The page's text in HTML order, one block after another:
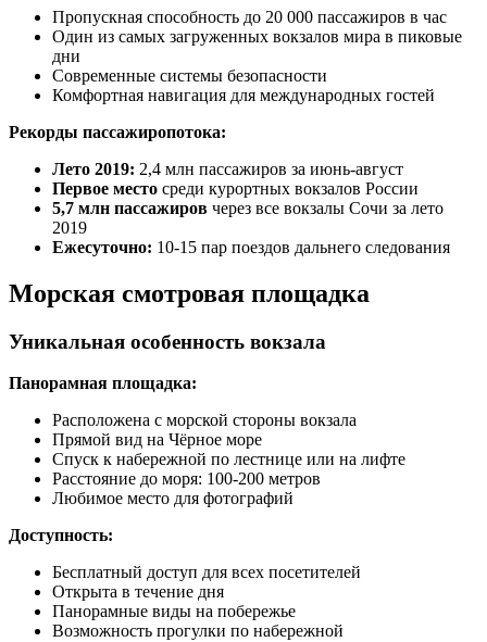
Пропускная способность до 20 000 пассажиров в час
Один из самых загруженных вокзалов мира в пиковые
дни
Современные системы безопасности
Комфортная навигация для международных гостей
Рекорды пассажиропотока:
Лето 2019: 2,4 млн пассажиров за июнь-август
Первое место среди курортных вокзалов России
5,7 млн пассажиров через все вокзалы Сочи за лето
2019
Ежесуточно: 10-15 пар поездов дальнего следования
Морская смотровая площадка
Уникальная особенность вокзала
Панорамная площадка:
Расположена с морской стороны вокзала
Прямой вид на Чёрное море
Спуск к набережной по лестнице или на лифте
Расстояние до моря: 100-200 метров
Любимое место для фотографий
Доступность:
Бесплатный доступ для всех посетителей
Открыта в течение дня
Панорамные виды на побережье
Возможность прогулки по набережной